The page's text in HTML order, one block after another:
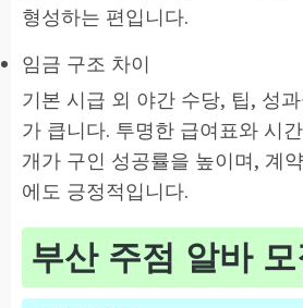
형성하는 편입니다.
임금 구조 차이
기본 시급 외 야간 수당, 팁, 성
가 큽니다. 투명한 급여표와 시
개가 구인 성공률을 높이며, 계
에도 긍정적입니다.
부산 주점 알바